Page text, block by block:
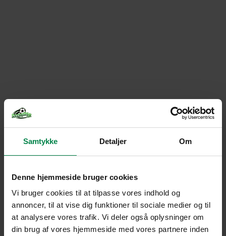
Samtykke Detaljer Om
Denne hjemmeside bruger cookies
Vi bruger cookies til at tilpasse vores indhold og
annoncer, til at vise dig funktioner til sociale medier og til
at analysere vores trafik. Vi deler også oplysninger om
din brug af vores hjemmeside med vores partnere inden